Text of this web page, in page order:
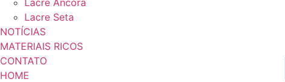
Lacre Âncora
Lacre Seta
NOTÍCIAS
MATERIAIS RICOS
CONTATO
HOME